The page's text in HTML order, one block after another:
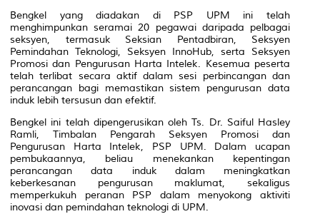
Bengkel yang diadakan di PSP UPM ini telah
menghimpunkan seramai 20 pegawai daripada pelbagai
seksyen, termasuk Seksian Pentadbiran, Seksyen
Pemindahan Teknologi, Seksyen InnoHub, serta Seksyen
Promosi dan Pengurusan Harta Intelek. Kesemua peserta
telah terlibat secara aktif dalam sesi perbincangan dan
perancangan bagi memastikan sistem pengurusan data
induk lebih tersusun dan efektif.
Bengkel ini telah dipengerusikan oleh Ts. Dr. Saiful Hasley
Ramli, Timbalan Pengarah Seksyen Promosi dan
Pengurusan Harta Intelek, PSP UPM. Dalam ucapan
pembukaannya, beliau menekankan kepentingan
perancangan data induk dalam meningkatkan
keberkesanan pengurusan maklumat, sekaligus
memperkukuh peranan PSP dalam menyokong aktiviti
inovasi dan pemindahan teknologi di UPM.